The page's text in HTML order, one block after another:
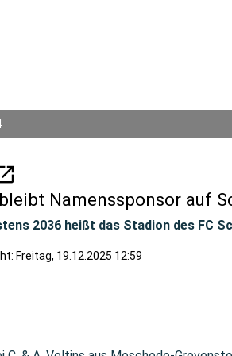
Namenssponsor auf
2036 heißt das Stadion des FC
Freitag, 19.12.2025 12:59